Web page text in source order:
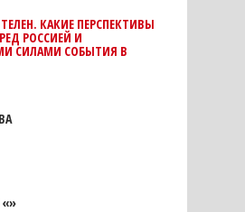
КАКИЕ ПЕРСПЕКТИВЫ
РОССИЕЙ И
СИЛАМИ СОБЫТИЯ В